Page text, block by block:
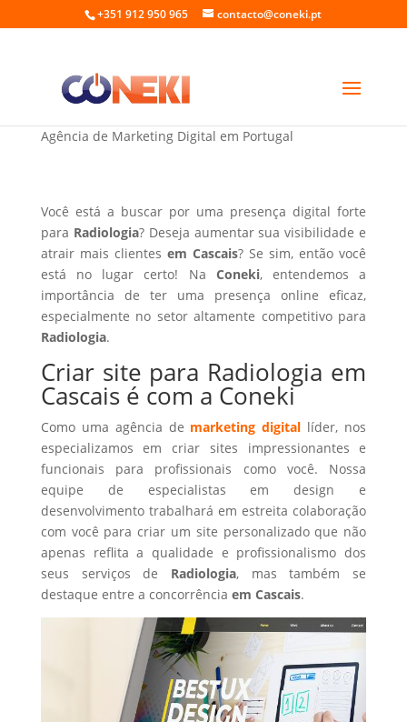
+351 912 950 965 contacto@coneki.pt
Criar site para Radiologia em Cascais
Agência de Marketing Digital em Portugal
Você está a buscar por uma presença digital forte
para Radiologia? Deseja aumentar sua visibilidade e
atrair mais clientes em Cascais? Se sim, então você
está no lugar certo! Na Coneki, entendemos a
importância de ter uma presença online eficaz,
especialmente no setor altamente competitivo para
Radiologia.
Criar site para Radiologia em
Cascais é com a Coneki
Como uma agência de marketing digital líder, nos
especializamos em criar sites impressionantes e
funcionais para profissionais como você. Nossa
equipe de especialistas em design e
desenvolvimento trabalhará em estreita colaboração
com você para criar um site personalizado que não
apenas reflita a qualidade e profissionalismo dos
seus serviços de Radiologia, mas também se
destaque entre a concorrência em Cascais.